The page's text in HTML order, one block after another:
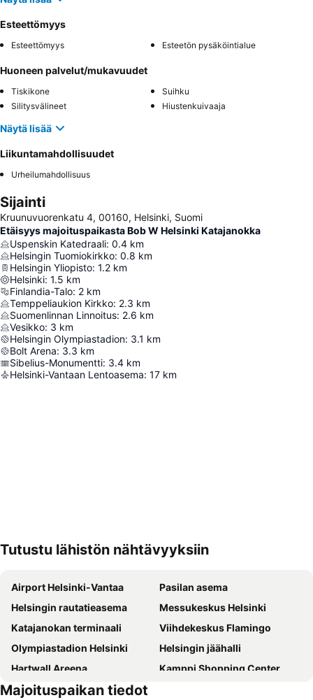
Esteettömyys
Esteettömyys Esteetön pysäköintialue
Huoneen palvelut/mukavuudet
Tiskikone
Suihku
Silitysvälineet
Hiustenkuivaaja
Näytä lisää
Liikuntamahdollisuudet
Urheilumahdollisuus
Sijainti
Kruunuvuorenkatu 4, 00160, Helsinki, Suomi
Etäisyys majoituspaikasta Bob W Helsinki Katajanokka
Uspenskin Katedraali: 0.4 km
Helsingin Tuomiokirkko: 0.8 km
Helsingin Yliopisto: 1.2 km
Helsinki: 1.5 km
Finlandia-Talo: 2 km
Temppeliaukion Kirkko: 2.3 km
Suomenlinnan Linnoitus: 2.6 km
Vesikko: 3 km
Helsingin Olympiastadion: 3.1 km
Bolt Arena: 3.3 km
Sibelius-Monumentti: 3.4 km
Helsinki-Vantaan Lentoasema: 17 km
Tutustu lähistön nähtävyyksiin
Airport Helsinki-Vantaa
Pasilan asema
Helsingin rautatieasema
Messukeskus Helsinki
Katajanokan terminaali
Viihdekeskus Flamingo
Olympiastadion Helsinki
Helsingin jäähalli
Hartwall Areena
Kamppi Shopping Center
Linnanmäki
Majoituspaikan tiedot